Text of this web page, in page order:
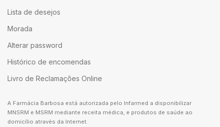
Lista de desejos
Morada
Alterar password
Histórico de encomendas
Livro de Reclamações Online
A Farmácia Barbosa está autorizada pelo Infarmed a disponibilizar
MNSRM e MSRM mediante receita médica, e produtos de saúde ao
domicílio através da Internet.